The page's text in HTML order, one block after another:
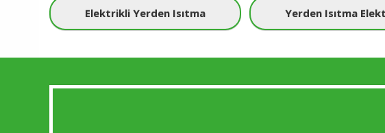
Elektrikli Yerden Isıtma Yerden Isıtma